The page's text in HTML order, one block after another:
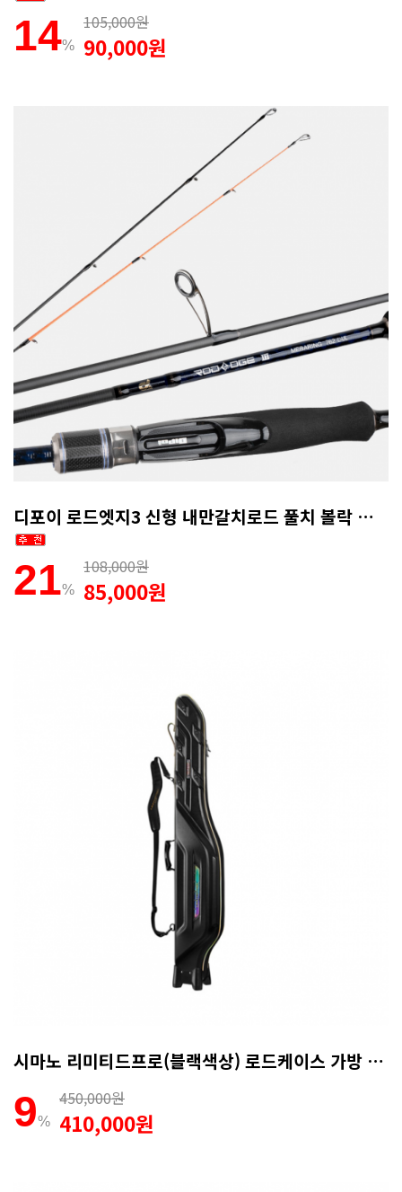
14%
105,000원
90,000원
디포이 로드엣지3 신형 내만갈치로드 풀치 볼락 전갱이 무늬오징어 호레기 루어낚시대 762
21%
108,000원
85,000원
시마노 리미티드프로(블랙색상) 로드케이스 가방 140R RC-101P
9%
450,000원
410,000원